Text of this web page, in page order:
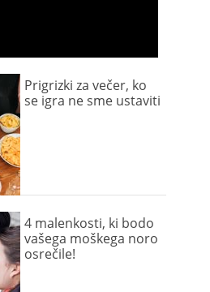
Prigrizki za večer, ko
se igra ne sme ustaviti
4 malenkosti, ki bodo
vašega moškega noro
osrečile!